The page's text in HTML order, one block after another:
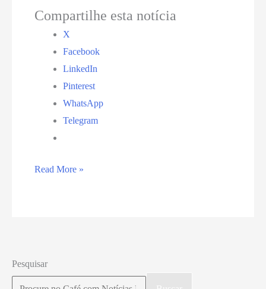
Compartilhe esta notícia
X
Facebook
LinkedIn
Pinterest
WhatsApp
Telegram
Instagram
Read More »
Pesquisar